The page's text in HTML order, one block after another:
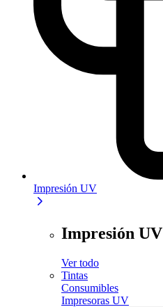
Impresión UV
Impresión UV
Ver todo
Tintas
Consumibles
Impresoras UV